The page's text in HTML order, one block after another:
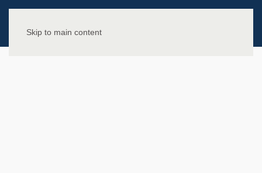
Skip to main content